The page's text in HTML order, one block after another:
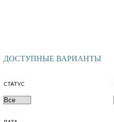
ДОСТУПНЫЕ ВАРИАНТЫ
СТАТУС